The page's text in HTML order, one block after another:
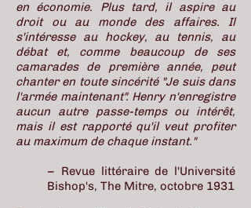
en économie. Plus tard, il aspire au
droit ou au monde des affaires. Il
s'intéresse au hockey, au tennis, au
débat et, comme beaucoup de ses
camarades de première année, peut
chanter en toute sincérité "Je suis dans
l'armée maintenant". Henry n'enregistre
aucun autre passe-temps ou intérêt,
mais il est rapporté qu'il veut profiter
au maximum de chaque instant."
– Revue littéraire de l'Université
Bishop's, The Mitre, octobre 1931